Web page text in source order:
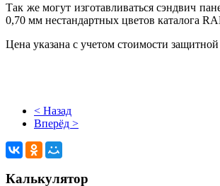
Так же могут изготавливаться сэндвич
0,70 мм нестандартных цветов каталога
Цена указана с учетом стоимости
< Назад
Вперёд >
Калькулятор